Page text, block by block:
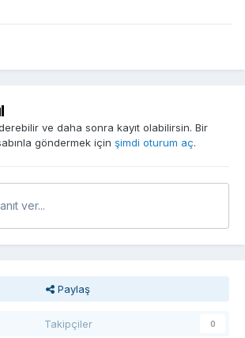
ve daha sonra kayıt olabilirsin. Bir
göndermek için şimdi oturum aç.
ver...
Paylaş
Takipçiler 0